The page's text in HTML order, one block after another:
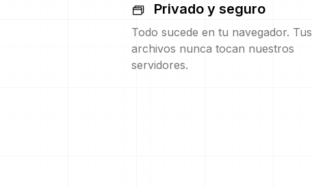
Privado y seguro
Todo sucede en tu navegador. Tus
archivos nunca tocan nuestros
servidores.